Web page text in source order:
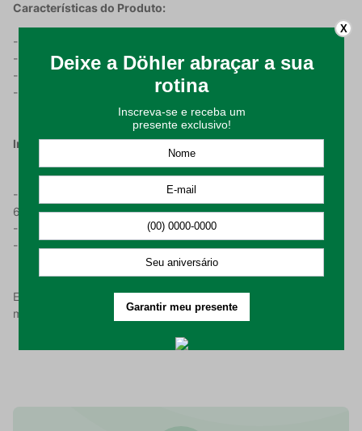
Características do Produto:
- Produzido 100% em algodão;
- Possui gramatura de 400g/m²;
- Detalhes em viscose na barra;
- A Toalha de Banho tem medidas de 70x140cm.
Instrução De Uso:
- Lavar em processo suave, com temperatura máxima de
60°C;
- Não alvejar nem limpar a seco;
- Passar em temperatura máxima de 150°C.
Embalagem composta por: 1 (uma) Toalha de Banho com
medidas de 70x140cm.
X